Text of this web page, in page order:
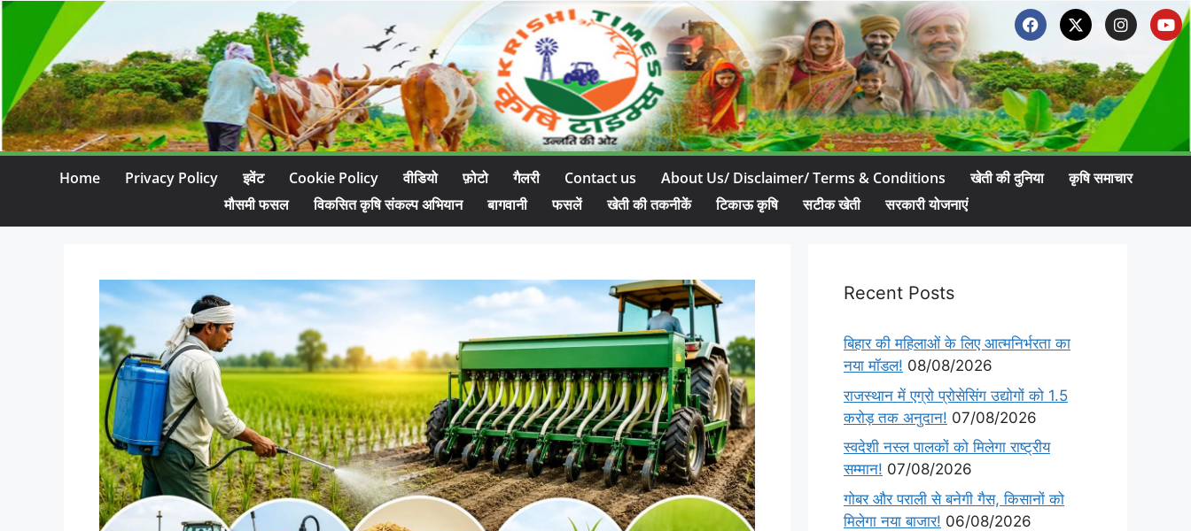
Home Privacy Policy इवेंट Cookie Policy वीडियो फ़ोटो गैलरी Contact us About Us/ Disclaimer/ Terms & Conditions खेती की दुनिया
कृषि समाचार
मौसमी फसल
विकसित कृषि संकल्प अभियान बागवानी फसलें खेती की तकनीकें टिकाऊ कृषि सटीक खेती सरकारी योजनाएं
Recent Posts
बिहार की महिलाओं के लिए आत्मनिर्भरता का
नया मॉडल! 08/08/2026
राजस्थान में एग्रो प्रोसेसिंग उद्योगों को 1.5
करोड़ तक अनुदान! 07/08/2026
स्वदेशी नस्ल पालकों को मिलेगा राष्ट्रीय
सम्मान! 07/08/2026
गोबर और पराली से बनेगी गैस, किसानों को
मिलेगा नया बाजार! 06/08/2026